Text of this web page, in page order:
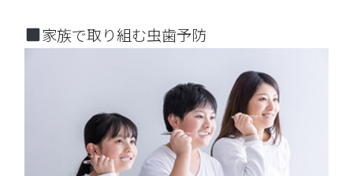
家族で取り組む虫歯予防